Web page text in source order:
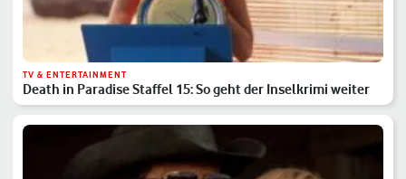
TV & ENTERTAINMENT
Death in Paradise Staffel 15: So geht der Inselkrimi weiter